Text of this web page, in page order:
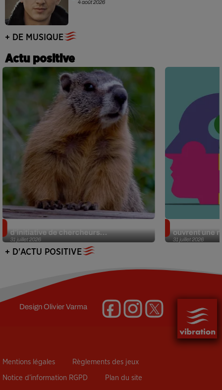
4 août 2026
+ DE MUSIQUE
Actu positive
31 juillet 2026
d’initiative de chercheurs...
31 juillet 2026
ouvrent une
+ D'ACTU POSITIVE
DesignOlivier Varma
Mentions légales Règlements des jeux
Notice d’information RGPD Plan du site